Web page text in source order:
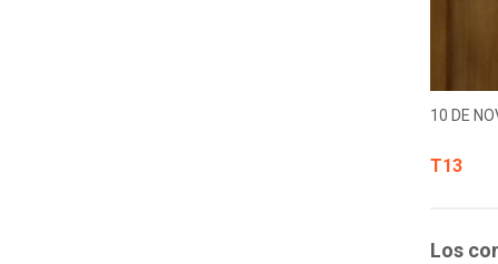
10 DE
T13
Los